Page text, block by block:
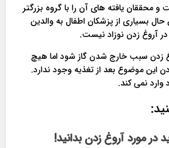
محققان یافته های آن را با گروه بزرگتر
حال بسیاری از پزشکان اطفال به والدین
در آروغ زدن نوزاد نیست.
زدن سبب خارج شدن گاز شود اما هیچ
این موضوع بعد از تغذیه وجود ندارد.
وارد نمی کند.
در مورد آروغ زدن بدانید!